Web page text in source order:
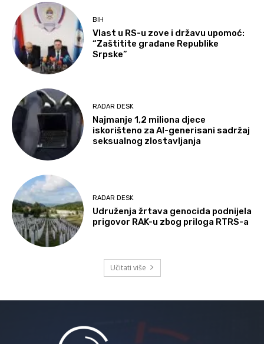
BIH
Vlast u RS-u zove i državu upomoć:
“Zaštitite građane Republike
Srpske”
RADAR DESK
Najmanje 1,2 miliona djece
iskorišteno za AI-generisani sadržaj
seksualnog zlostavljanja
RADAR DESK
Udruženja žrtava genocida podnijela
prigovor RAK-u zbog priloga RTRS-a
Učitati više